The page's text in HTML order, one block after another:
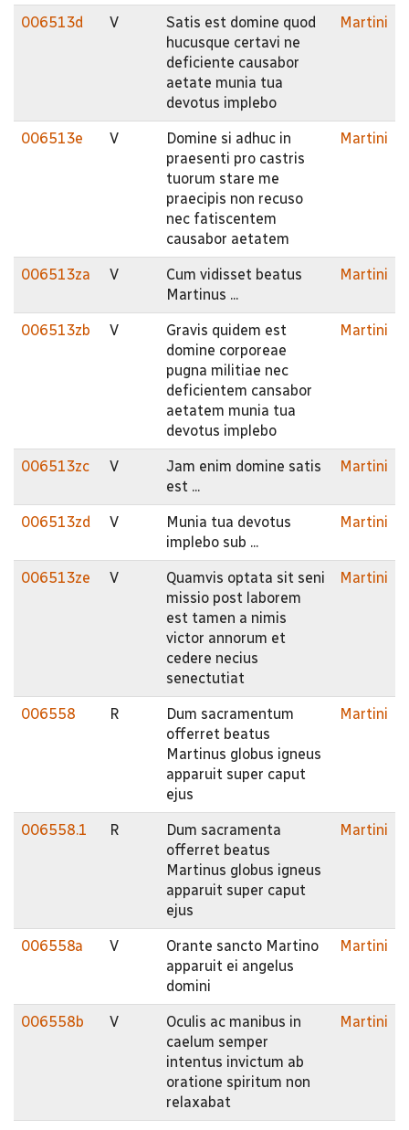
006513d V
Satis est domine quod
hucusque certavi ne
deficiente causabor
aetate munia tua
devotus implebo
Martini
006513e V
Domine si adhuc in
praesenti pro castris
tuorum stare me
praecipis non recuso
nec fatiscentem
causabor aetatem
Martini
006513za V
Cum vidisset beatus
Martinus ...
Martini
006513zb V
Gravis quidem est
domine corporeae
pugna militiae nec
deficientem cansabor
aetatem munia tua
devotus implebo
Martini
006513zc V
Jam enim domine satis
est ...
Martini
006513zd V
Munia tua devotus
implebo sub ...
Martini
006513ze V
Quamvis optata sit seni
missio post laborem
est tamen a nimis
victor annorum et
cedere necius
senectutiat
Martini
006558 R
Dum sacramentum
offerret beatus
Martinus globus igneus
apparuit super caput
ejus
Martini
006558.1 R
Dum sacramenta
offerret beatus
Martinus globus igneus
apparuit super caput
ejus
Martini
006558a V
Orante sancto Martino
apparuit ei angelus
domini
Martini
006558b V
Oculis ac manibus in
caelum semper
intentus invictum ab
oratione spiritum non
relaxabat
Martini